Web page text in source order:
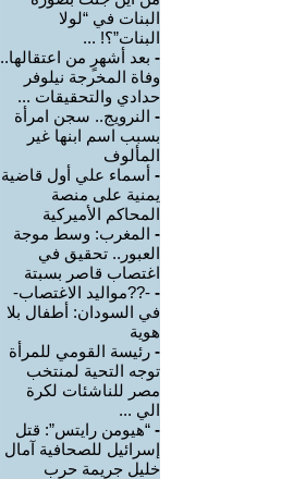
البنات في “لولا
البنات”؟! ...
- بعد أشهرٍ من اعتقالها..
وفاة المخرجة نيلوفر
حدادي والتحقيقات ...
- النرويج.. سجن امرأة
بسبب اسم ابنها غير
المألوف
- أسماء علي أول قاضية
يمنية على منصة
المحاكم الأميركية
- المغرب: وسط موجة
العبور.. تحقيق في
اغتصاب قاصر بسبتة
- -??مواليد الاغتصاب-
في السودان: أطفال بلا
هوية
- رئيسة القومي للمرأة
توجه التحية لمنتخب
مصر للناشئات لكرة
الي ...
- “هيومن رايتس”: قتل
إسرائيل للصحافية آمال
خليل جريمة حرب